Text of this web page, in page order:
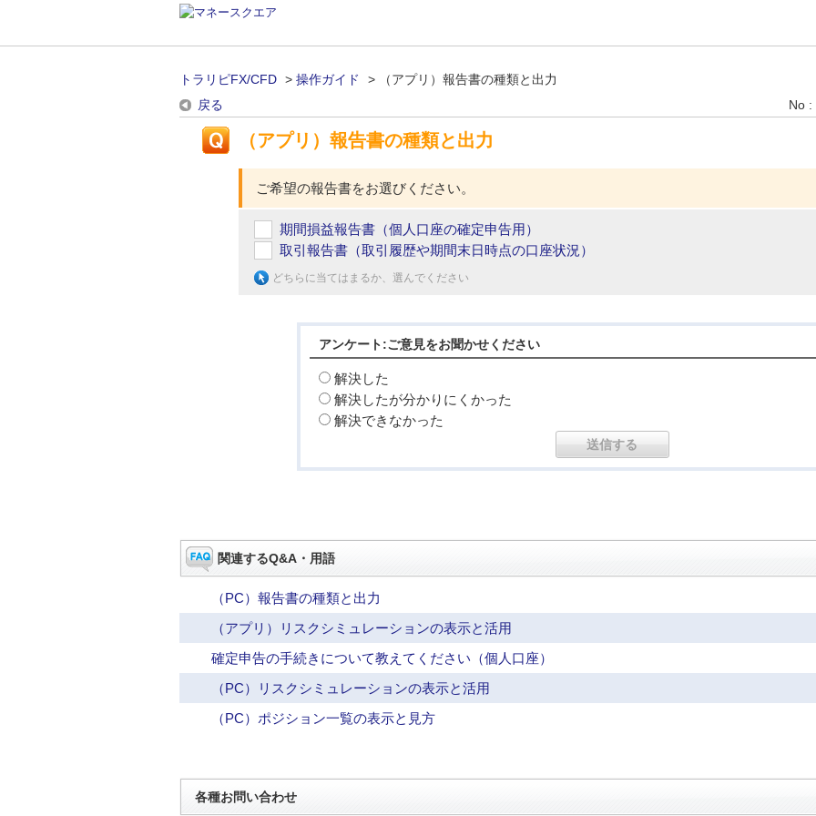
トラリピFX/CFD > 操作ガイド >
（アプリ）報告書の種類と出力
戻る
No :
（アプリ）報告書の種類と出力
ご希望の報告書をお選びください。
期間損益報告書（個人口座の確定申告用）
取引報告書（取引履歴や期間末日時点の口座状況）
どちらに当てはまるか、選んでください
アンケート:ご意見をお聞かせください
解決した
解決したが分かりにくかった
解決できなかった
関連するQ&A・用語
（PC）報告書の種類と出力
（アプリ）リスクシミュレーションの表示と活用
確定申告の手続きについて教えてください（個人口座）
（PC）リスクシミュレーションの表示と活用
（PC）ポジション一覧の表示と見方
各種お問い合わせ